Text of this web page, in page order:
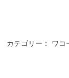
カテゴリー： ワコ